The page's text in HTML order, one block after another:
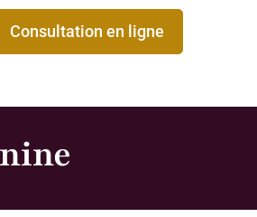
Consultation en ligne